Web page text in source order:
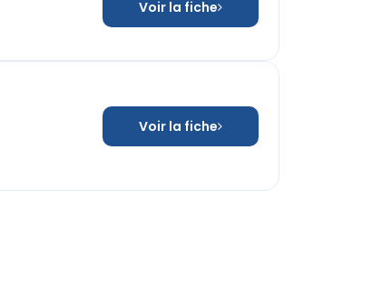
Voir la fiche
Voir la fiche